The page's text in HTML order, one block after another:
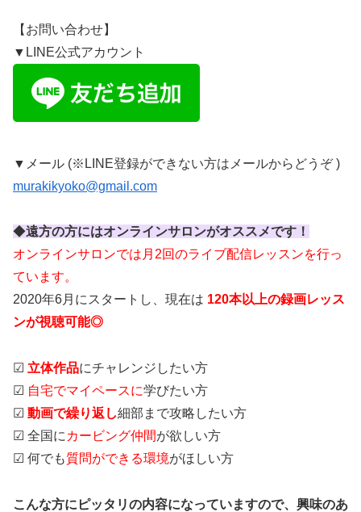
【お問い合わせ】
▼LINE公式アカウント
▼メール (※LINE登録ができない方はメールからどうぞ )
murakikyoko@gmail.com
◆遠方の方にはオンラインサロンがオススメです！
オンラインサロンでは月 2回のライブ配信レッスンを行っ
ています。
2020年6月にスタートし、現在は 120本以上の録画レッス
ンが視聴可能◎
☑ 立体作品にチャレンジしたい方
☑ 自宅でマイペースに学びたい方
☑ 動画で繰り返し細部まで攻略したい方
☑ 全国に カービング仲間が欲しい方
☑ 何でも質問ができる環境がほしい方
こんな方にピッタリの内容になっていますので、 興味のあ